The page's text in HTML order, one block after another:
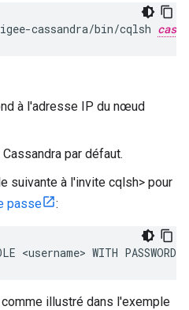
cassandra/bin/cqlsh
à l'adresse IP du nœud
par défaut.
suivante à l'invite cqlsh> pour
passe
:
<username> WITH PASSWORD='
comme illustré dans l'exemple